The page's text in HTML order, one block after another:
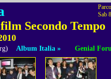
Sab
Secondo Tempo
Album Italia » Genial